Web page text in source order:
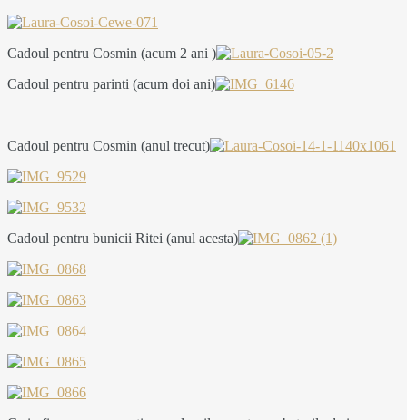
Cadoul pentru Cosmin (acum 2 ani )
Cadoul pentru parinti (acum doi ani)
Cadoul pentru Cosmin (anul trecut)
Cadoul pentru bunicii Ritei (anul acesta)